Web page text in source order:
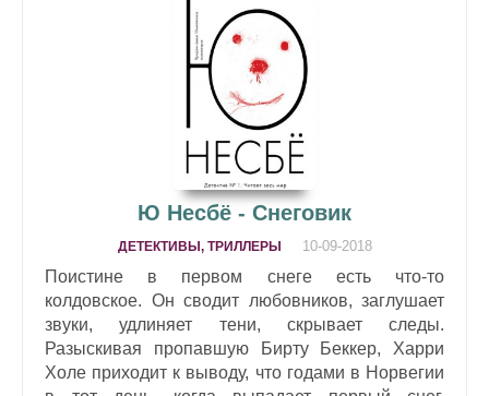
Ю Несбё - Снеговик
ДЕТЕКТИВЫ, ТРИЛЛЕРЫ 10-09-2018
Поистине в первом снеге есть что-то
колдовское. Он сводит любовников, заглушает
звуки, удлиняет тени, скрывает следы.
Разыскивая пропавшую Бирту Беккер, Харри
Холе приходит к выводу, что годами в Норвегии